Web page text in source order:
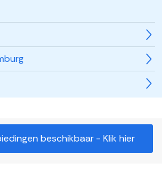
beschikbaar - Klik hier